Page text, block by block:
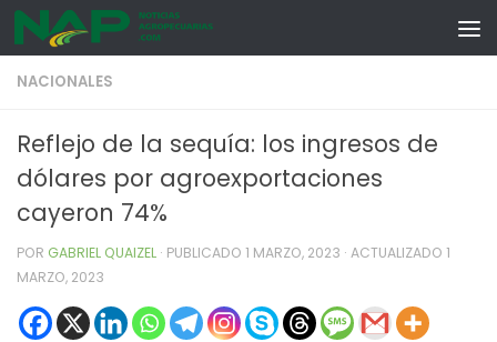
Skip to content
NACIONALES
Reflejo de la sequía: los ingresos de
dólares por agroexportaciones
cayeron 74%
POR GABRIEL QUAIZEL · PUBLICADO 1 MARZO, 2023 · ACTUALIZADO 1
MARZO, 2023